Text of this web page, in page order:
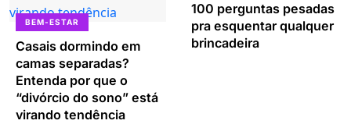
BEM-ESTAR
Casais dormindo em
camas separadas?
Entenda por que o
“divórcio do sono” está
virando tendência
100 perguntas pesadas
pra esquentar qualquer
brincadeira